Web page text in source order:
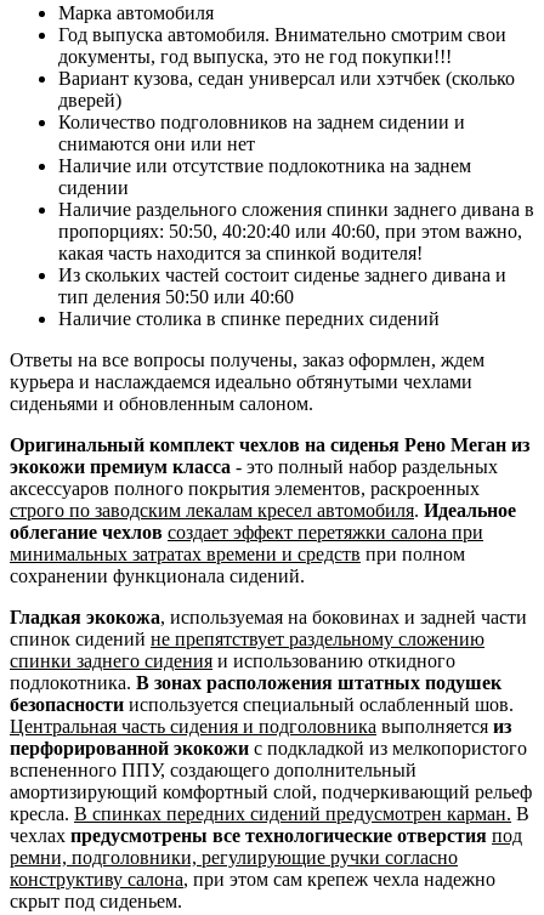
Марка автомобиля
Год выпуска автомобиля. Внимательно смотрим свои
документы, год выпуска, это не год покупки!!!
Вариант кузова, седан универсал или хэтчбек (сколько
дверей)
Количество подголовников на заднем сидении и
снимаются они или нет
Наличие или отсутствие подлокотника на заднем
сидении
Наличие раздельного сложения спинки заднего дивана в
пропорциях: 50:50, 40:20:40 или 40:60, при этом важно,
какая часть находится за спинкой водителя!
Из скольких частей состоит сиденье заднего дивана и
тип деления 50:50 или 40:60
Наличие столика в спинке передних сидений
Ответы на все вопросы получены, заказ оформлен, ждем
курьера и наслаждаемся идеально обтянутыми чехлами
сиденьями и обновленным салоном.
Оригинальный комплект чехлов на сиденья Рено Меган из
экокожи премиум класса - это полный набор раздельных
аксессуаров полного покрытия элементов, раскроенных
строго по заводским лекалам кресел автомобиля. Идеальное
облегание чехлов создает эффект перетяжки салона при
минимальных затратах времени и средств при полном
сохранении функционала сидений.
Гладкая экокожа, используемая на боковинах и задней части
спинок сидений не препятствует раздельному сложению
спинки заднего сидения и использованию откидного
подлокотника. В зонах расположения штатных подушек
безопасности используется специальный ослабленный шов.
Центральная часть сидения и подголовника выполняется из
перфорированной экокожи с подкладкой из мелкопористого
вспененного ППУ, создающего дополнительный
амортизирующий комфортный слой, подчеркивающий рельеф
кресла. В спинках передних сидений предусмотрен карман. В
чехлах предусмотрены все технологические отверстия под
ремни, подголовники, регулирующие ручки согласно
конструктиву салона, при этом сам крепеж чехла надежно
скрыт под сиденьем.